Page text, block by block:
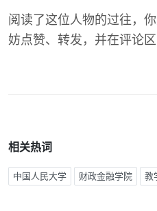
阅读了这位人物的过往，
妨点赞、转发，并在评论区
相关热词
中国人民大学 财政金融学院 教